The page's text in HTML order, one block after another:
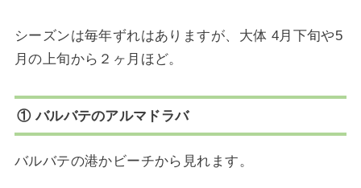
シーズンは毎年ずれはありますが、大体 4月下旬や5
月の上旬から２ヶ月ほど。
① バルバテのアルマドラバ
バルバテの港かビーチから見れます。